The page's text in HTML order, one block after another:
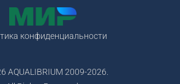
конфиденциальности
AQUALIBRIUM 2009-2026.